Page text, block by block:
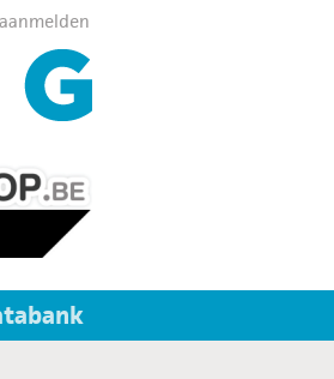
aanmelden